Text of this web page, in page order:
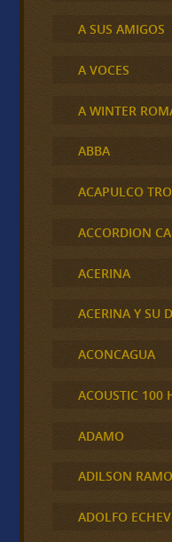
A SUS AMIGOS
A VOCES
A WINTER
ABBA
ACAPULCO
ACCORDION
ACERINA
ACERINA Y SU
ACONCAGUA
ACOUSTIC 100
ADAMO
ADILSON
ADOLFO